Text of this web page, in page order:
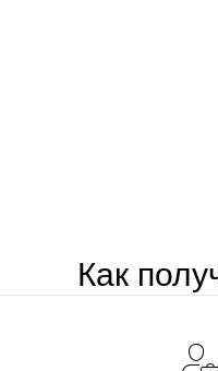
Как